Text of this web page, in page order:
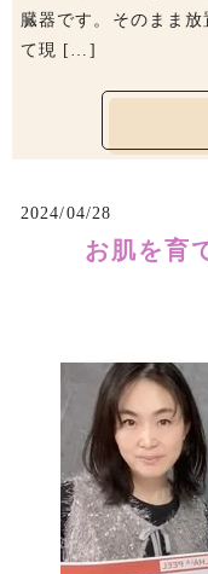
臓器です。そのまま
て現 […]
2024/04/28
お肌を育